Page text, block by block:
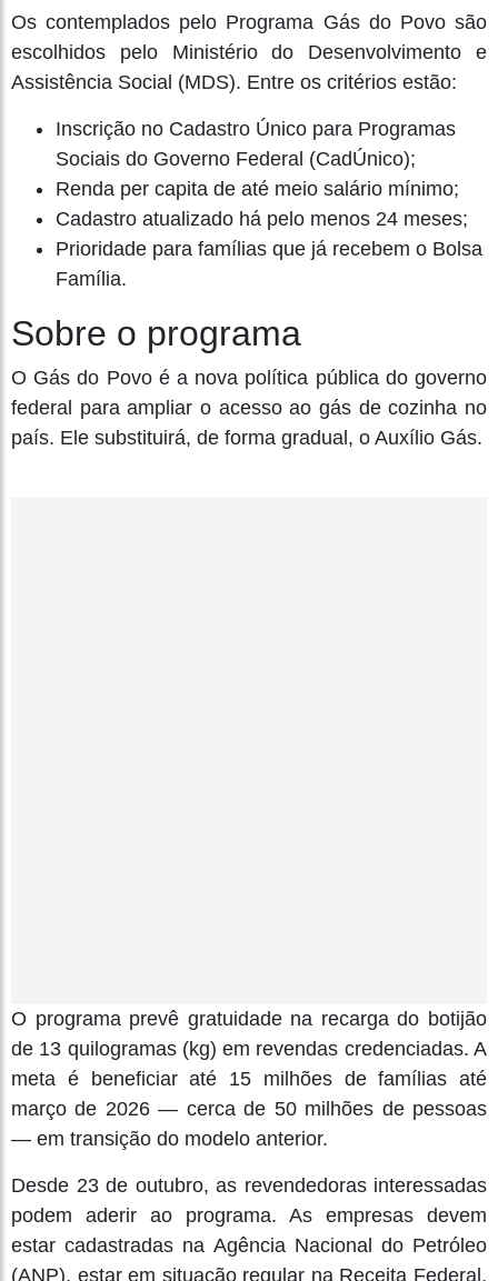
Os contemplados pelo Programa Gás do Povo são
escolhidos pelo Ministério do Desenvolvimento e
Assistência Social (MDS). Entre os critérios estão:
Inscrição no Cadastro Único para Programas
Sociais do Governo Federal (CadÚnico);
Renda per capita de até meio salário mínimo;
Cadastro atualizado há pelo menos 24 meses;
Prioridade para famílias que já recebem o Bolsa
Família.
Sobre o programa
O Gás do Povo é a nova política pública do governo
federal para ampliar o acesso ao gás de cozinha no
país. Ele substituirá, de forma gradual, o Auxílio Gás.
O programa prevê gratuidade na recarga do botijão
de 13 quilogramas (kg) em revendas credenciadas. A
meta é beneficiar até 15 milhões de famílias até
março de 2026 — cerca de 50 milhões de pessoas
— em transição do modelo anterior.
Desde 23 de outubro, as revendedoras interessadas
podem aderir ao programa. As empresas devem
estar cadastradas na Agência Nacional do Petróleo
(ANP), estar em situação regular na Receita Federal,